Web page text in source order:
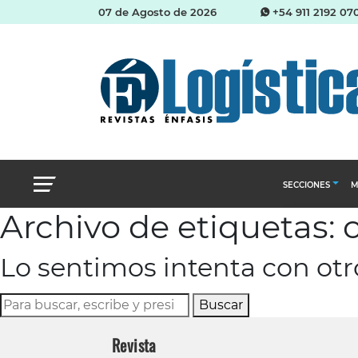
07 de Agosto de 2026 +54 911 2192
SECCIONES
Almacenes e
Archivo de etiquetas:
Lo sentimos intenta con
Buscar
Revista